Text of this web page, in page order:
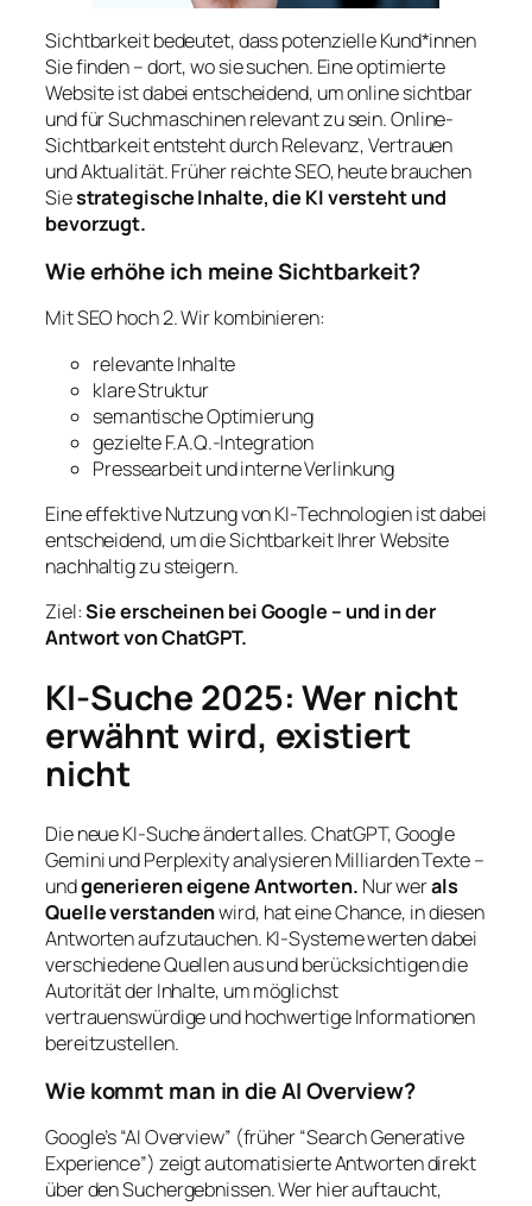
Sichtbarkeit bedeutet, dass potenzielle Kund*innen
Sie finden – dort, wo sie suchen. Eine optimierte
Website ist dabei entscheidend, um online sichtbar
und für Suchmaschinen relevant zu sein. Online-
Sichtbarkeit entsteht durch Relevanz, Vertrauen
und Aktualität. Früher reichte SEO, heute brauchen
Siestrategische Inhalte, die KI versteht und
bevorzugt.
Wie erhöhe ich meine Sichtbarkeit?
Mit SEO hoch 2. Wir kombinieren:
relevante Inhalte
klare Struktur
semantische Optimierung
gezielte F.A.Q.-Integration
Pressearbeit und interne Verlinkung
Eine effektive Nutzung von KI-Technologien ist dabei
entscheidend, um die Sichtbarkeit Ihrer Website
nachhaltig zu steigern.
Ziel:Sie erscheinen bei Google – und in der
Antwort von ChatGPT.
KI-Suche 2025: Wer nicht
erwähnt wird, existiert
nicht
Die neue KI-Suche ändert alles. ChatGPT, Google
Gemini und Perplexity analysieren Milliarden Texte –
undgenerieren eigene Antworten. Nur werals
Quelle verstandenwird, hat eine Chance, in diesen
Antworten aufzutauchen. KI-Systeme werten dabei
verschiedene Quellen aus und berücksichtigen die
Autorität der Inhalte, um möglichst
vertrauenswürdige und hochwertige Informationen
bereitzustellen.
Wie kommt man in die AI Overview?
Google’s “AI Overview” (früher “Search Generative
Experience”) zeigt automatisierte Antworten direkt
über den Suchergebnissen. Wer hier auftaucht,